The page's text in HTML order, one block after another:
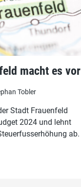
macht es vor
Tobler
Stadt Frauenfeld
2024 und lehnt
ab.